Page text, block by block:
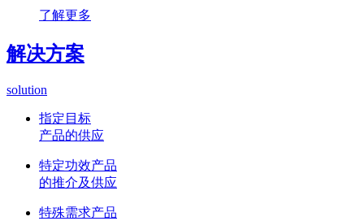
了解更多
解决方案
solution
指定目标
产品的供应
特定功效产品
的推介及供应
特殊需求产品